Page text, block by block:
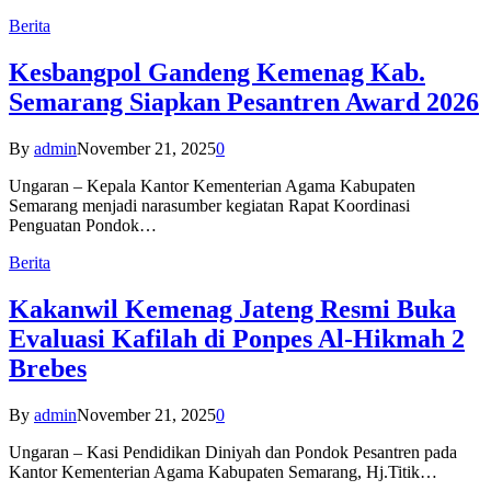
Berita
Kesbangpol Gandeng Kemenag Kab.
Semarang Siapkan Pesantren Award 2026
By adminNovember 21, 20250
Ungaran – Kepala Kantor Kementerian Agama Kabupaten
Semarang menjadi narasumber kegiatan Rapat Koordinasi
Penguatan Pondok…
Berita
Kakanwil Kemenag Jateng Resmi Buka
Evaluasi Kafilah di Ponpes Al-Hikmah 2
Brebes
By adminNovember 21, 20250
Ungaran – Kasi Pendidikan Diniyah dan Pondok Pesantren pada
Kantor Kementerian Agama Kabupaten Semarang, Hj.Titik…